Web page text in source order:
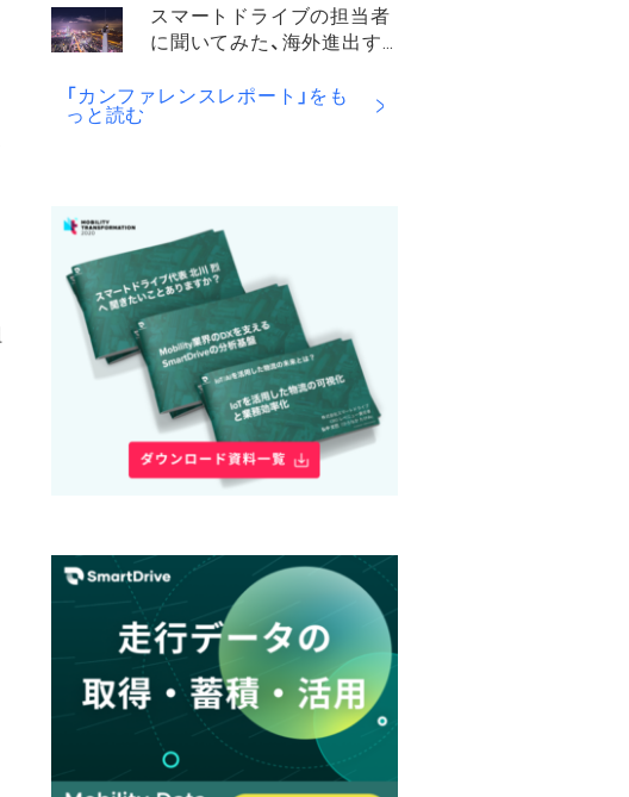
モビリティ事情と未来につ
いて
スマートドライブの担当者
に聞いてみた、海外進出す
とは？
「カンファレンスレポート」をも
っと読む